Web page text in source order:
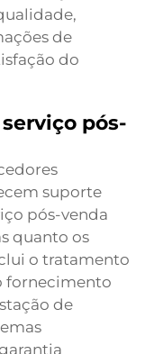
de
do
pós-
suporte
pós-venda
quanto os
o tratamento
fornecimento
de